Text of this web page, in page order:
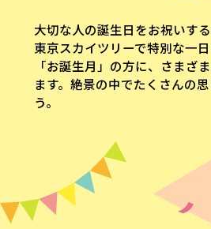
大切な人の誕生日をお祝いする
東京スカイツリーで特別な一日
「お誕生月」の方に、さまざ
ます。絶景の中でたくさんの
う。